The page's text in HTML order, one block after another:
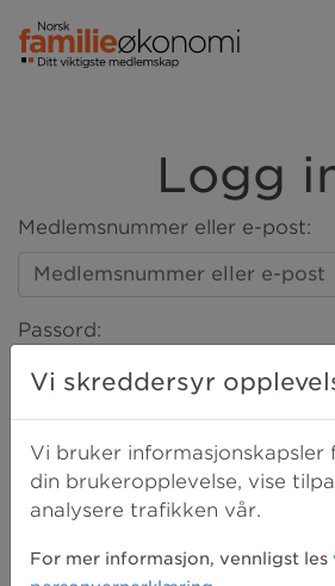
Logg
Medlemsnummer eller e-post:
Passord:
LOGG INN
Vi skreddersyr
Vi bruker informasjonskapsler
din brukeropplevelse, vise
analysere trafikken vår.
For mer informasjon, vennligst les